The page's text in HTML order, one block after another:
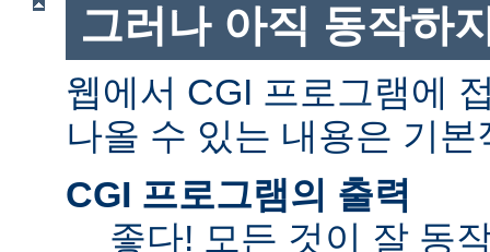
그러나 아직 동작하
웹에서 CGI 프로그램에
나올 수 있는 내용은 기
CGI 프로그램의 출력
좋다! 모든 것이 잘 동